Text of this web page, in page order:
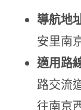
導航地
安里南
適用路
路交流
往南京